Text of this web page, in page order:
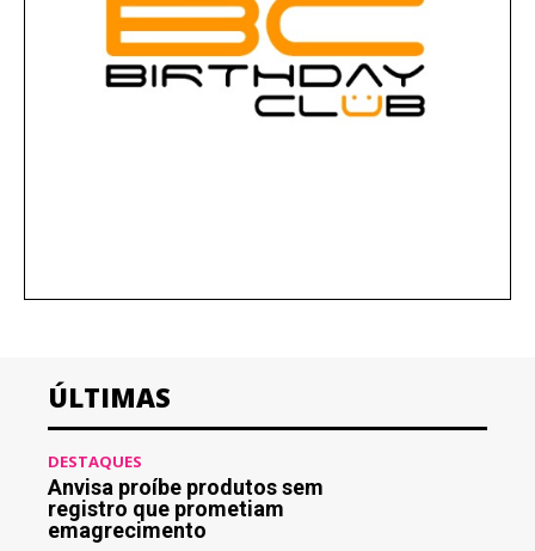
ÚLTIMAS
DESTAQUES
Anvisa proíbe produtos sem
registro que prometiam
emagrecimento